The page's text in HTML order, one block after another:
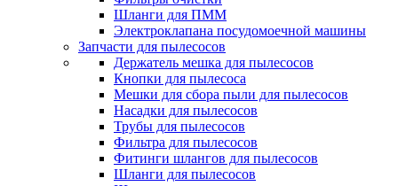
Шланги для ПММ
Электроклапана посудомоечной машины
Запчасти для пылесосов
Держатель мешка для пылесосов
Кнопки для пылесоса
Мешки для сбора пыли для пылесосов
Насадки для пылесосов
Трубы для пылесосов
Фильтра для пылесосов
Фитинги шлангов для пылесосов
Шланги для пылесосов